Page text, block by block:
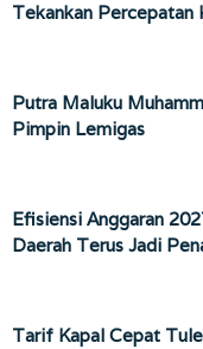
Tekankan Percepatan
Putra Maluku
Pimpin Lemigas
Efisiensi Anggaran
Daerah Terus Jadi
Tarif Kapal Cepat